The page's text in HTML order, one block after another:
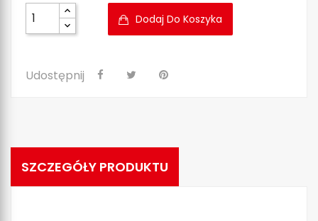
Dodaj Do Koszyka
Udostępnij
SZCZEGÓŁY PRODUKTU